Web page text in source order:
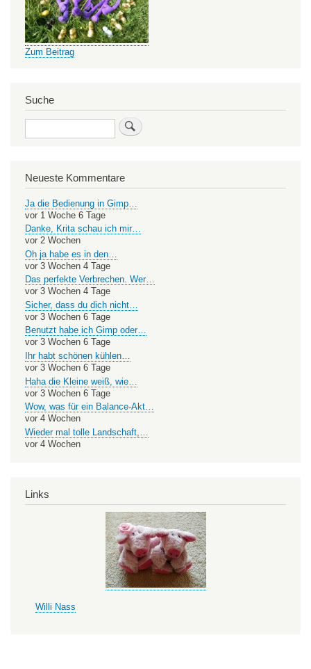
Zum Beitrag
Suche
Neueste Kommentare
Ja die Bedienung in Gimp…
vor 1 Woche 6 Tage
Danke, Krita schau ich mir…
vor 2 Wochen
Oh ja habe es in den…
vor 3 Wochen 4 Tage
Das perfekte Verbrechen. Wer…
vor 3 Wochen 4 Tage
Sicher, dass du dich nicht…
vor 3 Wochen 6 Tage
Benutzt habe ich Gimp oder…
vor 3 Wochen 6 Tage
Ihr habt schönen kühlen…
vor 3 Wochen 6 Tage
Haha die Kleine weiß, wie…
vor 3 Wochen 6 Tage
Wow, was für ein Balance-Akt…
vor 4 Wochen
Wieder mal tolle Landschaft,…
vor 4 Wochen
Links
Willi Nass